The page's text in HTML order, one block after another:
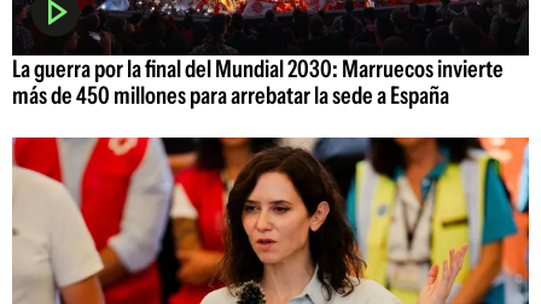
La guerra por la final del Mundial 2030: Marruecos invierte
más de 450 millones para arrebatar la sede a España